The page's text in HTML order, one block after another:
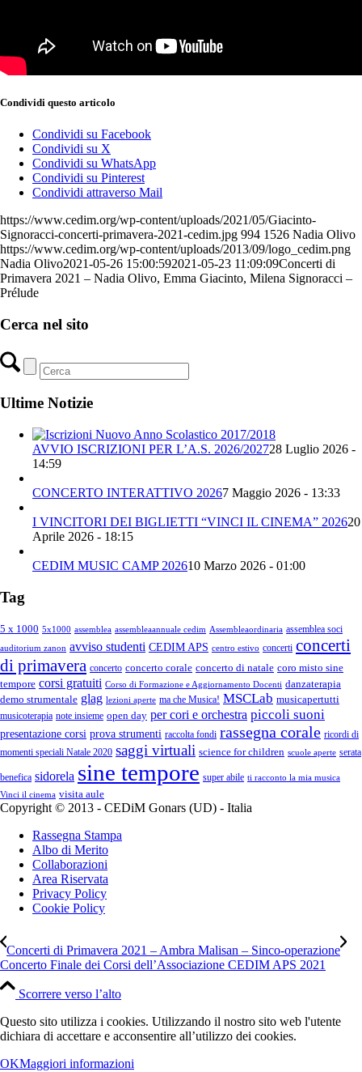
Condividi questo articolo
Condividi su Facebook
Condividi su X
Condividi su WhatsApp
Condividi su Pinterest
Condividi attraverso Mail
https://www.cedim.org/wp-content/uploads/2021/05/Giacinto-
Signoracci-concerti-primavera-2021-cedim.jpg 994 1526 Nadia Olivo
https://www.cedim.org/wp-content/uploads/2013/09/logo_cedim.png
Nadia Olivo2021-05-26 15:00:592021-05-23 11:09:09Concerti di
Primavera 2021 – Nadia Olivo, Emma Giacinto, Milena Signoracci –
Prélude
Cerca nel sito
Ultime Notizie
AVVIO ISCRIZIONI PER L’A.S. 2026/202728 Luglio 2026 -
14:59
CONCERTO INTERATTIVO 20267 Maggio 2026 - 13:33
I VINCITORI DEI BIGLIETTI “VINCI IL CINEMA” 202620
Aprile 2026 - 18:15
CEDIM MUSIC CAMP 202610 Marzo 2026 - 01:00
Tag
5 x 1000 5x1000 assemblea assembleaannuale cedim Assembleaordinaria assemblea soci
auditorium zanon avviso studenti CEDIM APS centro estivo concerti concerti
di primavera concerto concerto corale concerto di natale coro misto sine
tempore corsi gratuiti Corso di Formazione e Aggiornamento Docenti danzaterapia
demo strumentale glag lezioni aperte ma che Musica! MSCLab musicapertutti
musicoterapia note insieme open day per cori e orchestra piccoli suoni
presentazione corsi prova strumenti raccolta fondi rassegna corale ricordi di
momenti speciali Natale 2020 saggi virtuali science for children scuole aperte serata
benefica sidorela sine tempore super abile ti racconto la mia musica
Vinci il cinema visita aule
Copyright © 2013 - CEDiM Gonars (UD) - Italia
Rassegna Stampa
Albo di Merito
Collaborazioni
Area Riservata
Privacy Policy
Cookie Policy
Concerti di Primavera 2021 – Ambra Malisan – Sinco-operazione
Concerto Finale dei Corsi dell’Associazione CEDIM APS 2021
Scorrere verso l’alto
Questo sito utilizza i cookies. Utilizzando il nostro sito web l'utente
dichiara di accettare e acconsentire all’utilizzo dei cookies.
OKMaggiori informazioni